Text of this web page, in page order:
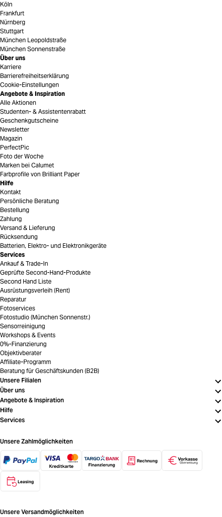
Köln
Frankfurt
Nürnberg
Stuttgart
München Leopoldstraße
München Sonnenstraße
Über uns
Karriere
Barrierefreiheitserklärung
Cookie-Einstellungen
Angebote & Inspiration
Alle Aktionen
Studenten- & Assistentenrabatt
Geschenkgutscheine
Newsletter
Magazin
PerfectPic
Foto der Woche
Marken bei Calumet
Farbprofile von Brilliant Paper
Hilfe
Kontakt
Persönliche Beratung
Bestellung
Zahlung
Versand & Lieferung
Rücksendung
Batterien, Elektro- und Elektronikgeräte
Services
Ankauf & Trade-In
Geprüfte Second-Hand-Produkte
Second Hand Liste
Ausrüstungsverleih (Rent)
Reparatur
Fotoservices
Fotostudio (München Sonnenstr.)
Sensorreinigung
Workshops & Events
0%-Finanzierung
Objektivberater
Affiliate-Programm
Beratung für Geschäftskunden (B2B)
Unsere Filialen
Über uns
Angebote & Inspiration
Hilfe
Services
Unsere Zahlmöglichkeiten
Unsere Versandmöglichkeiten